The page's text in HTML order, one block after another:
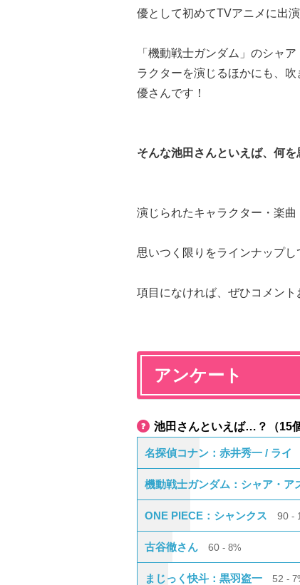
優として初めてTVアニメに出
「機動戦士ガンダム」のシャ
ラクターを演じるほかにも、
優さんです！
そんな池田さんといえば、何を
演じられたキャラクター・楽
思いつく限りをラインナップ
項目になければ、ぜひコメント
アンケート
池田さんといえば…？（15
名探偵コナン：赤井秀一 / ライ
機動戦士ガンダム：シャア・ア
ONE PIECE：シャンクス 90
古谷徹さん 60 8%
まじっく快斗：黒羽盗一 52